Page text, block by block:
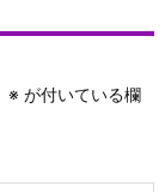
※ が付いている欄